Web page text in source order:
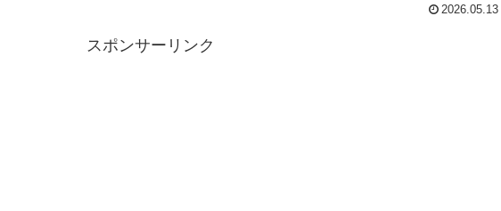
2026.05.13
スポンサーリンク